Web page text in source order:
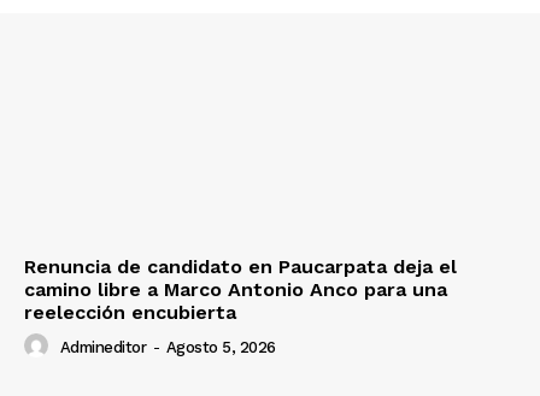
Prensa
Renuncia de candidato en Paucarpata deja el
camino libre a Marco Antonio Anco para una
reelección encubierta
Admineditor - Agosto 5, 2026